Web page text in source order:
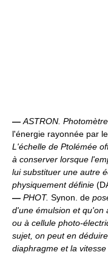
— ASTRON.
l'énergie rayonnée par
L'échelle de Ptolémée
à conserver lorsque
lui substituer une autre
physiquement définie
— PHOT. Synon. de
d'une émulsion et qu'on
ou à cellule photo-
sujet, on peut en
diaphragme et la